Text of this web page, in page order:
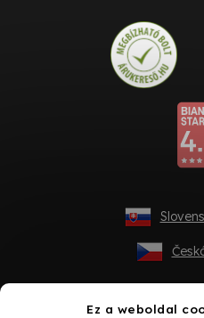
Ez a weboldal